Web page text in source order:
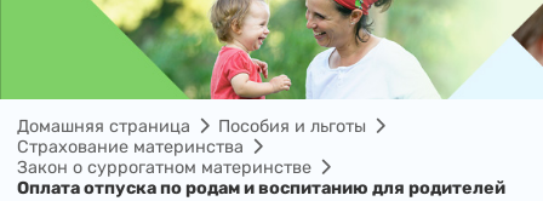
Домашняя страница
Пособия и льготы
Страхование материнства
Закон о суррогатном материнстве
Оплата отпуска по родам и воспитанию для родителей